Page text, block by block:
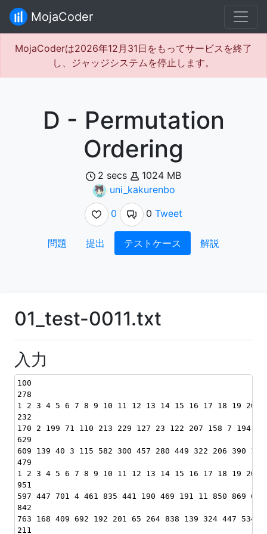
MojaCoder
MojaCoderは2026年12月31日をもってサービスを終了
し、ジャッジシステムを停止します。
D - Permutation
Ordering
2 secs
1024 MB
uni_kakurenbo
0
0 Tweet
問題 提出 テストケース 解説
01_test-0011.txt
入力
100
278
1 2 3 4 5 6 7 8 9 10 11 12 13 14 15 16 17 18 19 20 21
232
170 2 199 71 110 213 229 127 23 122 207 158 7 194
629
609 139 40 3 115 582 300 457 280 449 322 206 390
479
1 2 3 4 5 6 7 8 9 10 11 12 13 14 15 16 17 18 19 20 21
951
597 447 701 4 461 835 441 190 469 191 11 850 869
842
763 168 409 692 192 201 65 264 838 139 324 447 534
211